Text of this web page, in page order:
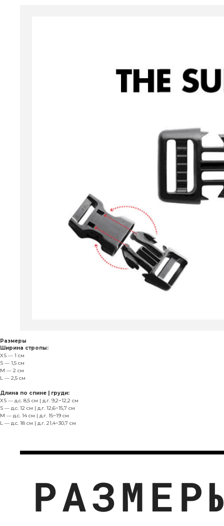
Размеры
Ширина стропы:
XS — 1 см
S — 1,5 см
M — 2 см
L — 2,5 см
Длина по спине | груди:
XS — д.с. 8,5 см | д.г. 9,2−12,2 см
S — д.с. 12 см | д.г. 12,6−15,7 см
М — д.с. 14 см | д.г. 15−19 см
L — д.с. 18 см | д.г. 21,4−30,7 см